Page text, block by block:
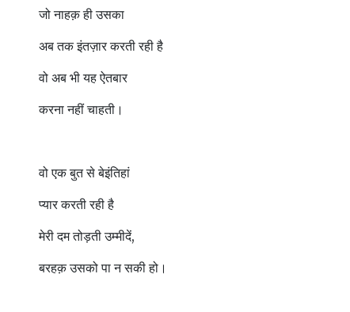
जो नाहक़ ही उसका
अब तक इंतज़ार करती रही है
वो अब भी यह ऐतबार
करना नहीं चाहती।
वो एक बुत से बेइंतिहां
प्यार करती रही है
मेरी दम तोड़ती उम्मीदें,
बरहक़ उसको पा न सकी हो।